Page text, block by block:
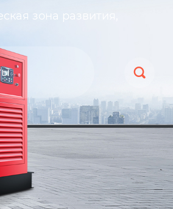
зона развития,
